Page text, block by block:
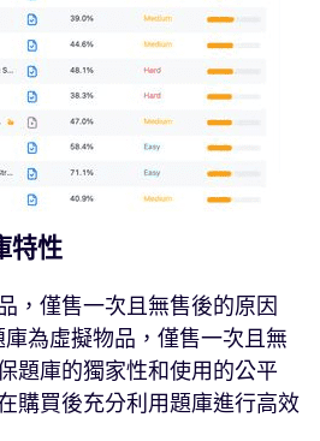
特性
，僅售一次且無售後的原因
庫為虛擬物品，僅售一次且無
題庫的獨家性和使用的公平
購買後充分利用題庫進行高效